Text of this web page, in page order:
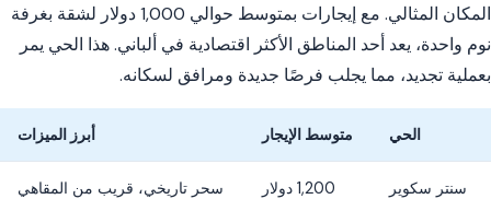
المكان المثالي. مع إيجارات بمتوسط حوالي 1,000 دولار لشقة بغرفة
نوم واحدة، يعد أحد المناطق الأكثر اقتصادية في ألباني. هذا الحي يمر
بعملية تجديد، مما يجلب فرصًا جديدة ومرافق لسكانه.
الحي متوسط الإيجار أبرز الميزات
سنتر سكوير 1,200 دولار سحر تاريخي، قريب من المقاهي